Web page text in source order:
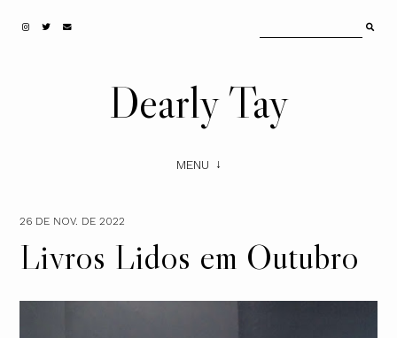
Dearly Tay
MENU
26 DE NOV. DE 2022
Livros Lidos em Outubro